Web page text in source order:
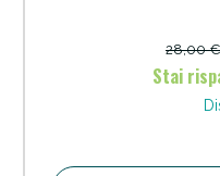
28,00 €
Stai